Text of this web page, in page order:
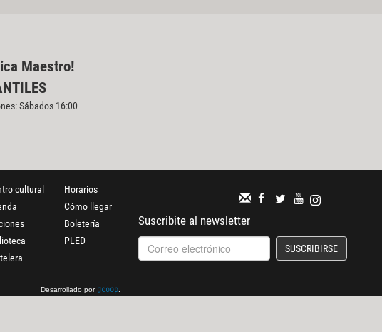
Maestro!
Sábados 16:00
cultural
Horarios
Cómo llegar
Boletería
PLED
Suscribite al newsletter
SUSCRIBIRSE
Desarrollado por gcoop